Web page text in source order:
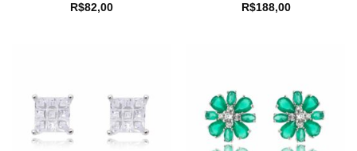
R$82,00
R$188,00